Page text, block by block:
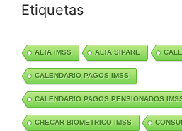
Etiquetas
ALTA IMSS ALTA SIPARE
CALENDARIO PAGOS IMSS
CALENDARIO PAGOS PENSIONADOS
CHECAR BIOMETRICO IMSS